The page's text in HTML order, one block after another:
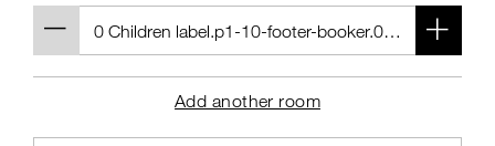
Add another room